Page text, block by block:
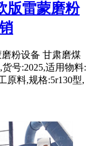
版雷蒙磨粉
粉设备 甘肃磨煤
号:2025,适用物料:
原料,规格:5r130型,